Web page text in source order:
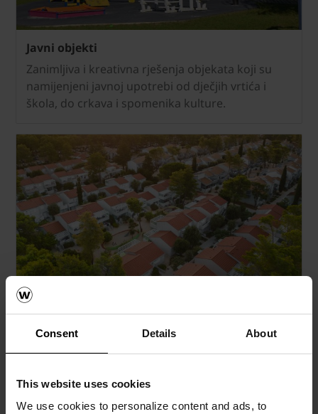
Consent Details About
This website uses cookies
We use cookies to personalize content and ads, to
Javni objekti
Zanimljiva i kreativna rješenja objekata koji su
namijenjeni javnoj upotrebi od dječjih vrtića i
škola, do crkava i spomenika kulture.
Turistički objekti
Novi trendovi u turizmu zahtjevaju objekte koji će
zaokružiti cjelokupan doživljaj odmora.
Inspirativna arhitektonska rješenja po kojima će